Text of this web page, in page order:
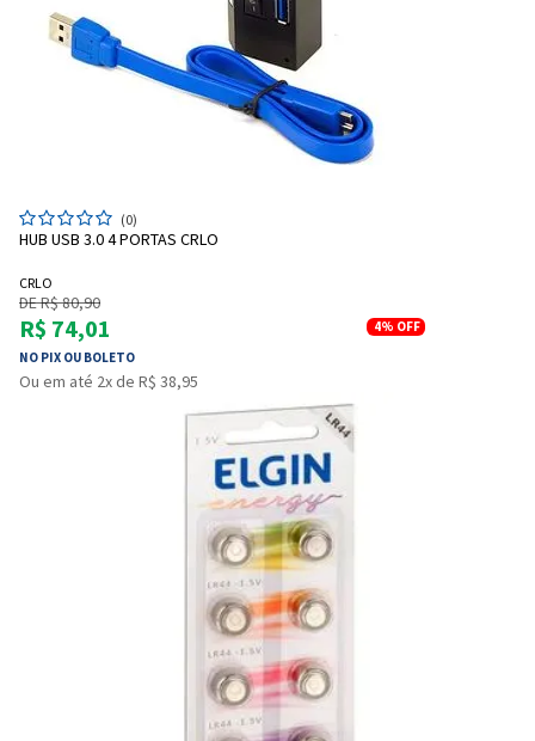
Entendi
(0)
HUB USB 3.0 4 PORTAS CRLO
CRLO
DE R$ 80,90
R$ 74,01
NO PIX OU BOLETO
4% OFF
Ou em até 2x de R$ 38,95